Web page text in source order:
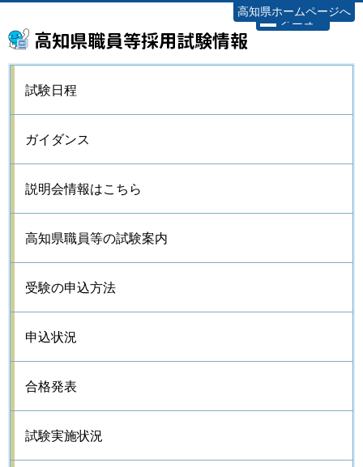
高知県職員等採用試験情報
高知県ホームページへ
メニュー
試験日程
ガイダンス
説明会情報はこちら
高知県職員等の試験案内
受験の申込方法
申込状況
合格発表
試験実施状況